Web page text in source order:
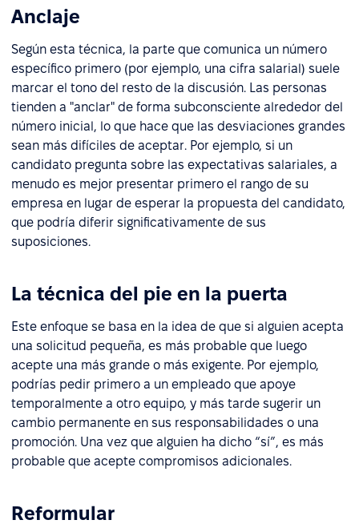
Anclaje
Según esta técnica, la parte que comunica un número
específico primero (por ejemplo, una cifra salarial) suele
marcar el tono del resto de la discusión. Las personas
tienden a "anclar" de forma subconsciente alrededor del
número inicial, lo que hace que las desviaciones grandes
sean más difíciles de aceptar. Por ejemplo, si un
candidato pregunta sobre las expectativas salariales, a
menudo es mejor presentar primero el rango de su
empresa en lugar de esperar la propuesta del candidato,
que podría diferir significativamente de sus
suposiciones.
La técnica del pie en la puerta
Este enfoque se basa en la idea de que si alguien acepta
una solicitud pequeña, es más probable que luego
acepte una más grande o más exigente. Por ejemplo,
podrías pedir primero a un empleado que apoye
temporalmente a otro equipo, y más tarde sugerir un
cambio permanente en sus responsabilidades o una
promoción. Una vez que alguien ha dicho “sí”, es más
probable que acepte compromisos adicionales.
Reformular